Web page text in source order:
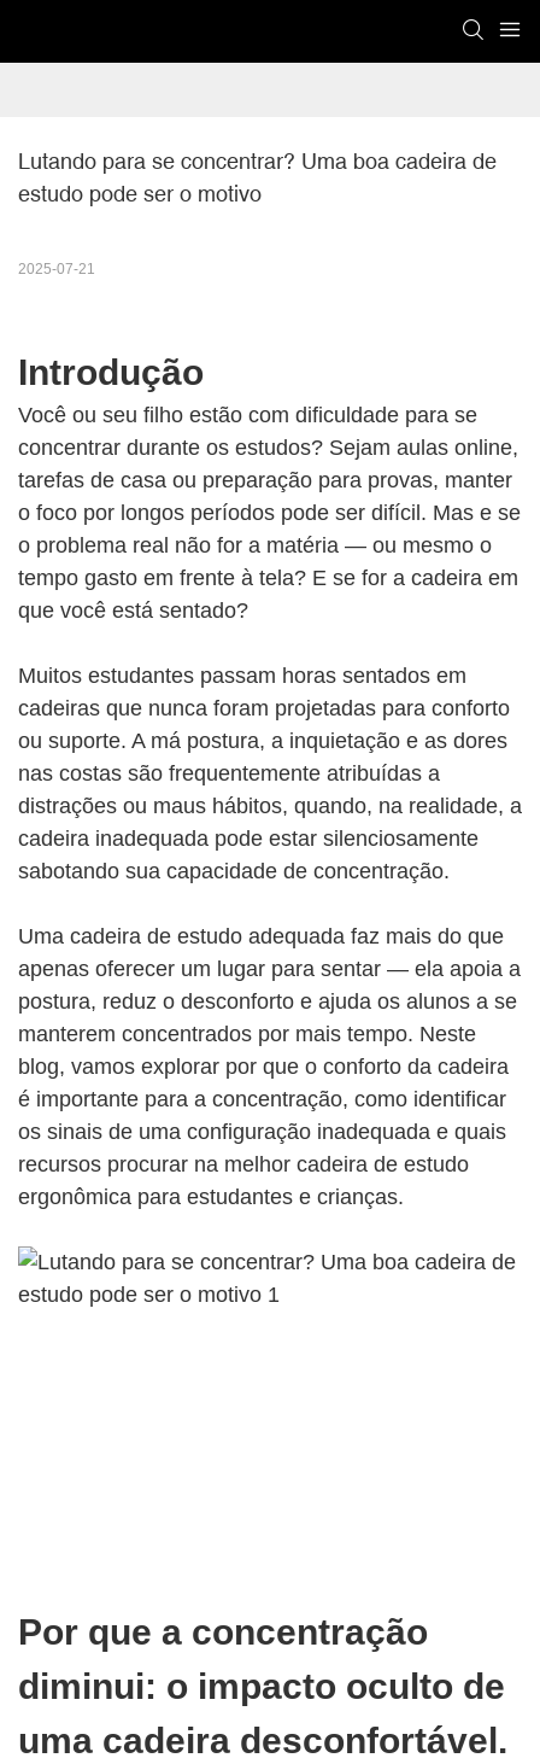
Lutando para se concentrar? Uma boa cadeira de
estudo pode ser o motivo
2025-07-21
Introdução
Você ou seu filho estão com dificuldade para se
concentrar durante os estudos? Sejam aulas online,
tarefas de casa ou preparação para provas, manter
o foco por longos períodos pode ser difícil. Mas e se
o problema real não for a matéria — ou mesmo o
tempo gasto em frente à tela? E se for a cadeira em
que você está sentado?
Muitos estudantes passam horas sentados em
cadeiras que nunca foram projetadas para conforto
ou suporte. A má postura, a inquietação e as dores
nas costas são frequentemente atribuídas a
distrações ou maus hábitos, quando, na realidade, a
cadeira inadequada pode estar silenciosamente
sabotando sua capacidade de concentração.
Uma cadeira de estudo adequada faz mais do que
apenas oferecer um lugar para sentar — ela apoia a
postura, reduz o desconforto e ajuda os alunos a se
manterem concentrados por mais tempo. Neste
blog, vamos explorar por que o conforto da cadeira
é importante para a concentração, como identificar
os sinais de uma configuração inadequada e quais
recursos procurar na melhor cadeira de estudo
ergonômica para estudantes e crianças.
Por que a concentração
diminui: o impacto oculto de
uma cadeira desconfortável.